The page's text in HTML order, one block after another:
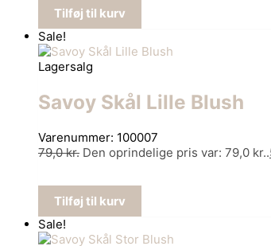
Tilføj til kurv
Sale!
Lagersalg
Savoy Skål Lille Blush
Varenummer: 100007
79,0kr. Den oprindelige pris var: 79,0 kr..
Tilføj til kurv
Sale!